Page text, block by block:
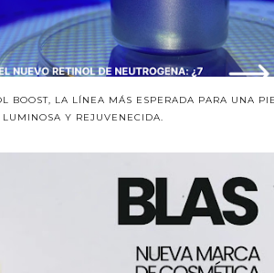
BOOST, LA LÍNEA MÁS ESPERADA PARA UNA
LUMINOSA Y REJUVENECIDA.